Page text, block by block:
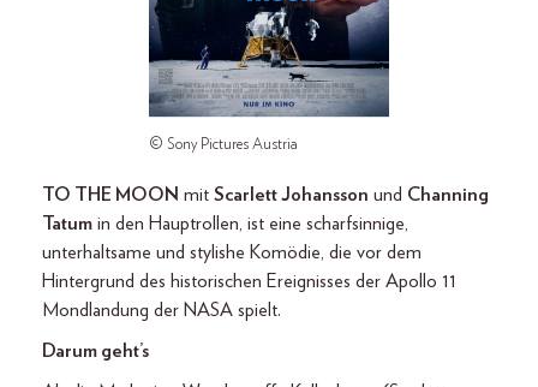
© Sony Pictures Austria
TO THE MOON mit Scarlett Johansson und Channing
Tatum in den Hauptrollen, ist eine scharfsinnige,
unterhaltsame und stylishe Komödie, die vor dem
Hintergrund des historischen Ereignisses der Apollo 11
Mondlandung der NASA spielt.
Darum geht’s